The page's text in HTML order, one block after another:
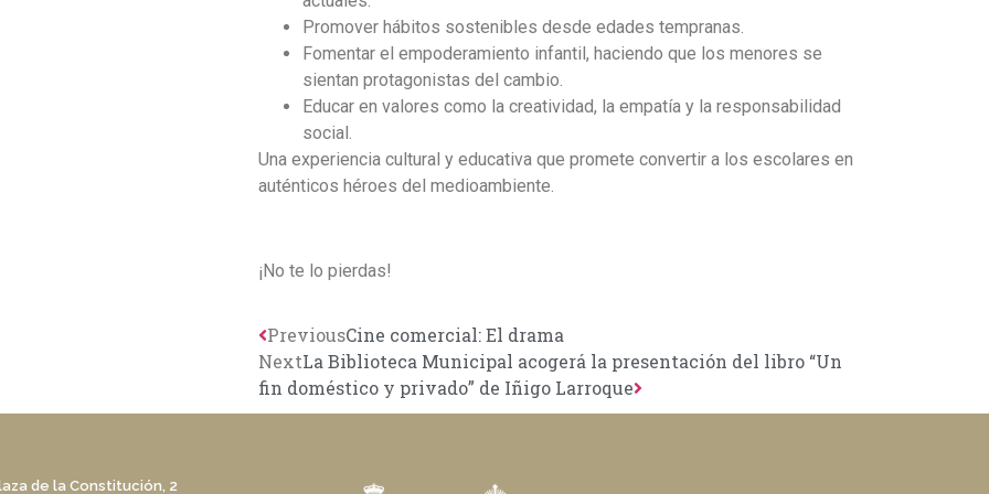
Promover hábitos sostenibles desde edades tempranas.
Fomentar el empoderamiento infantil, haciendo que los menores se
sientan protagonistas del cambio.
Educar en valores como la creatividad, la empatía y la responsabilidad
social.
Una experiencia cultural y educativa que promete convertir a los escolares en
auténticos héroes del medioambiente.
¡No te lo pierdas!
PreviousCine comercial: El drama
NextLa Biblioteca Municipal acogerá la presentación del libro “Un
fin doméstico y privado” de Iñigo Larroque
de la Constitución, 2